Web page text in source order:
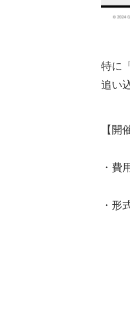
特に
追い
【開
・費
・形